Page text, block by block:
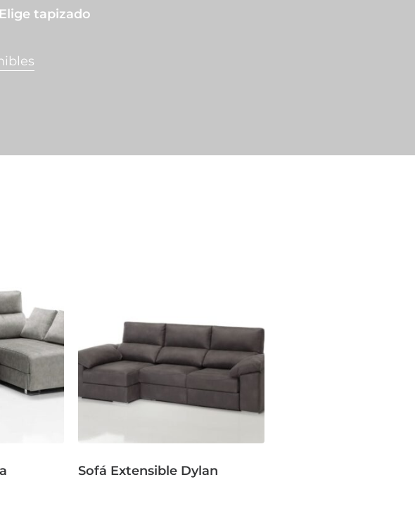
Elige tapizado
Sofá Extensible Dylan